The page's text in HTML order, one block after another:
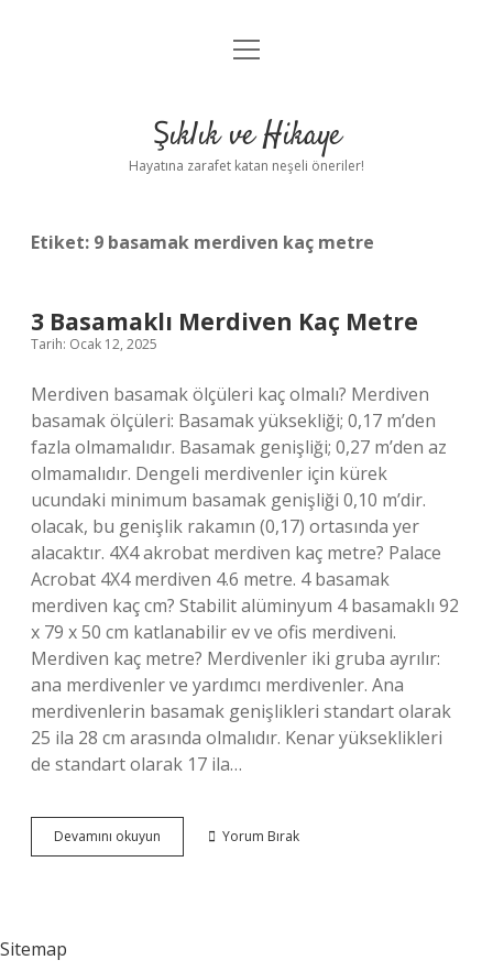
Anasayfa
Yasal Uyarı
menüyü
Şıklık ve Hikaye
Hayatına zarafet katan neşeli öneriler!
Etiket: 9 basamak merdiven kaç metre
3 Basamaklı Merdiven Kaç Metre
Tarih: Ocak 12, 2025
Merdiven basamak ölçüleri kaç olmalı? Merdiven
basamak ölçüleri: Basamak yüksekliği; 0,17 m’den
fazla olmamalıdır. Basamak genişliği; 0,27 m’den az
olmamalıdır. Dengeli merdivenler için kürek
ucundaki minimum basamak genişliği 0,10 m’dir.
olacak, bu genişlik rakamın (0,17) ortasında yer
alacaktır. 4X4 akrobat merdiven kaç metre? Palace
Acrobat 4X4 merdiven 4.6 metre. 4 basamak
merdiven kaç cm? Stabilit alüminyum 4 basamaklı 92
x 79 x 50 cm katlanabilir ev ve ofis merdiveni.
Merdiven kaç metre? Merdivenler iki gruba ayrılır:
ana merdivenler ve yardımcı merdivenler. Ana
merdivenlerin basamak genişlikleri standart olarak
25 ila 28 cm arasında olmalıdır. Kenar yükseklikleri
de standart olarak 17 ila…
Devamını okuyun
Basamaklı
Yorum Bırak
Sitemap